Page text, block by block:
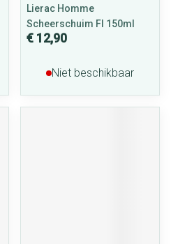
Lierac Homme
Scheerschuim Fl 150ml
€ 12,90
Niet beschikbaar